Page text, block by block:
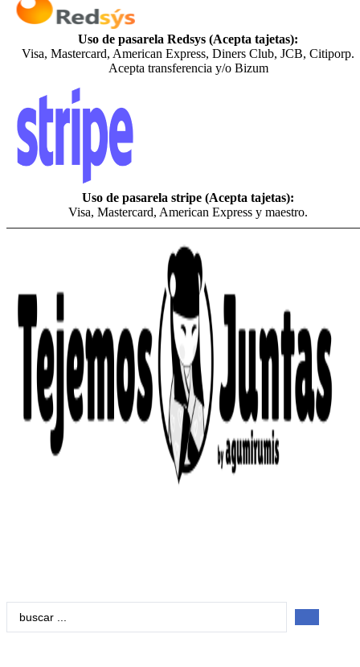
Uso de pasarela Redsys (Acepta tajetas):
Visa, Mastercard, American Express, Diners Club, JCB, Citiporp.
Acepta transferencia y/o Bizum
Uso de pasarela stripe (Acepta tajetas):
Visa, Mastercard, American Express y maestro.